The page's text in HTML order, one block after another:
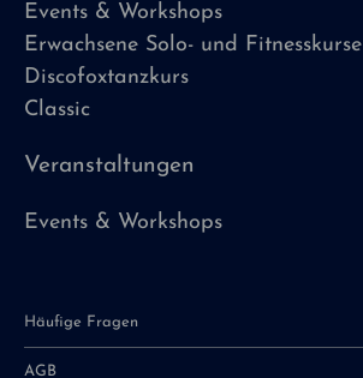
Events & Workshops
Erwachsene Solo- und Fitnesskurse
Discofoxtanzkurs
Classic
Veranstaltungen
Events & Workshops
Häufige Fragen
AGB